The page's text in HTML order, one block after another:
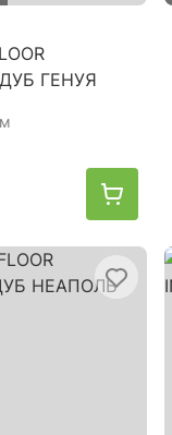
ДУБ ГЕНУЯ